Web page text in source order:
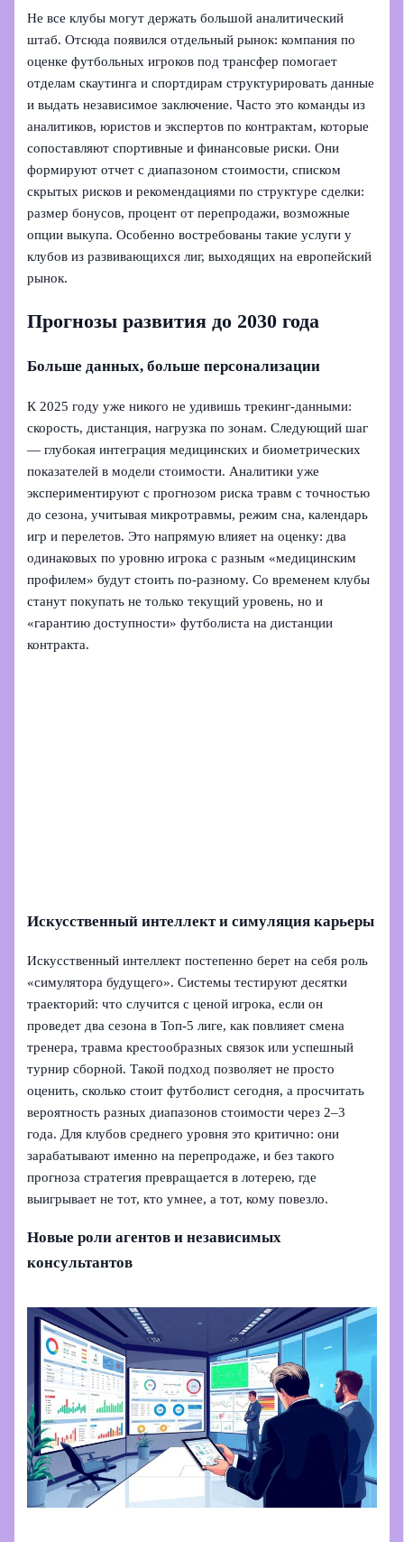
Не все клубы могут держать большой аналитический
штаб. Отсюда появился отдельный рынок: компания по
оценке футбольных игроков под трансфер помогает
отделам скаутинга и спортдирам структурировать данные
и выдать независимое заключение. Часто это команды из
аналитиков, юристов и экспертов по контрактам, которые
сопоставляют спортивные и финансовые риски. Они
формируют отчет с диапазоном стоимости, списком
скрытых рисков и рекомендациями по структуре сделки:
размер бонусов, процент от перепродажи, возможные
опции выкупа. Особенно востребованы такие услуги у
клубов из развивающихся лиг, выходящих на европейский
рынок.
Прогнозы развития до 2030 года
Больше данных, больше персонализации
К 2025 году уже никого не удивишь трекинг‑данными:
скорость, дистанция, нагрузка по зонам. Следующий шаг
— глубокая интеграция медицинских и биометрических
показателей в модели стоимости. Аналитики уже
экспериментируют с прогнозом риска травм с точностью
до сезона, учитывая микротравмы, режим сна, календарь
игр и перелетов. Это напрямую влияет на оценку: два
одинаковых по уровню игрока с разным «медицинским
профилем» будут стоить по‑разному. Со временем клубы
станут покупать не только текущий уровень, но и
«гарантию доступности» футболиста на дистанции
контракта.
Искусственный интеллект и симуляция карьеры
Искусственный интеллект постепенно берет на себя роль
«симулятора будущего». Системы тестируют десятки
траекторий: что случится с ценой игрока, если он
проведет два сезона в Топ‑5 лиге, как повлияет смена
тренера, травма крестообразных связок или успешный
турнир сборной. Такой подход позволяет не просто
оценить, сколько стоит футболист сегодня, а просчитать
вероятность разных диапазонов стоимости через 2–3
года. Для клубов среднего уровня это критично: они
зарабатывают именно на перепродаже, и без такого
прогноза стратегия превращается в лотерею, где
выигрывает не тот, кто умнее, а тот, кому повезло.
Новые роли агентов и независимых
консультантов